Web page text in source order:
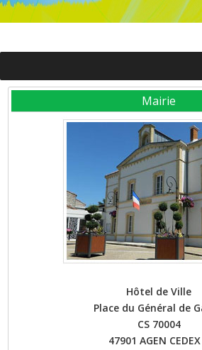
Mairie
Hôtel de Ville
Place du Général de
CS 70004
47901 AGEN